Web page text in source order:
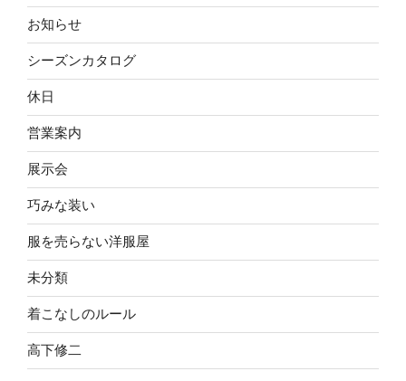
お知らせ
シーズンカタログ
休日
営業案内
展示会
巧みな装い
服を売らない洋服屋
未分類
着こなしのルール
高下修二